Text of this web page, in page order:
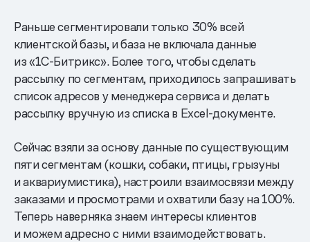
Раньше сегментировали только 30% всей
клиентской базы, и база не включала данные
из «1C-Битрикс». Более того, чтобы сделать
рассылку по сегментам, приходилось запрашивать
список адресов у менеджера сервиса и делать
рассылку вручную из списка в Excel-документе.
Сейчас взяли за основу данные по существующим
пяти сегментам (кошки, собаки, птицы, грызуны
и аквариумистика), настроили взаимосвязи между
заказами и просмотрами и охватили базу на 100%.
Теперь наверняка знаем интересы клиентов
и можем адресно с ними взаимодействовать.